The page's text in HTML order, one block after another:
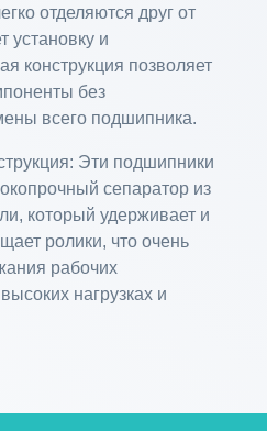
отделяются друг от
установку и
конструкция позволяет
без
всего подшипника.
Эти подшипники
сепаратор из
который удерживает и
ролики, что очень
рабочих
нагрузках и